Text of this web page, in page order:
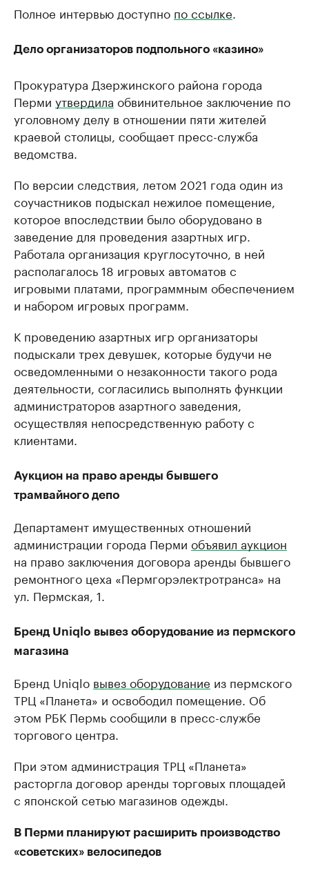
Полное интервью доступно по ссылке
Дело организаторов подпольного «казино»
Прокуратура Дзержинского района города
Перми утвердила обвинительное заключение по
уголовному делу в отношении пяти жителей
краевой столицы, сообщает пресс-служба
ведомства.
По версии следствия, летом 2021 года один из
соучастников подыскал нежилое помещение,
которое впоследствии было оборудовано в
заведение для проведения азартных игр.
Работала организация круглосуточно, в ней
располагалось 18 игровых автоматов с
игровыми платами, программным обеспечением
и набором игровых программ.
К проведению азартных игр организаторы
подыскали трех девушек, которые будучи не
осведомленными о незаконности такого рода
деятельности, согласились выполнять функции
администраторов азартного заведения,
осуществляя непосредственную работу с
клиентами.
Аукцион на право аренды бывшего
трамвайного депо
Департамент имущественных отношений
администрации города Перми объявил аукцион
на право заключения договора аренды бывшего
ремонтного цеха «Пермгорэлектротранса» на
ул. Пермская, 1.
Бренд Uniqlo вывез оборудование из пермского
магазина
Бренд Uniqlo вывез оборудование из пермского
ТРЦ «Планета» и освободил помещение. Об
этом РБК Пермь сообщили в пресс-службе
торгового центра.
При этом администрация ТРЦ «Планета»
расторгла договор аренды торговых площадей
с японской сетью магазинов одежды.
В Перми планируют расширить производство
«советских» велосипедов